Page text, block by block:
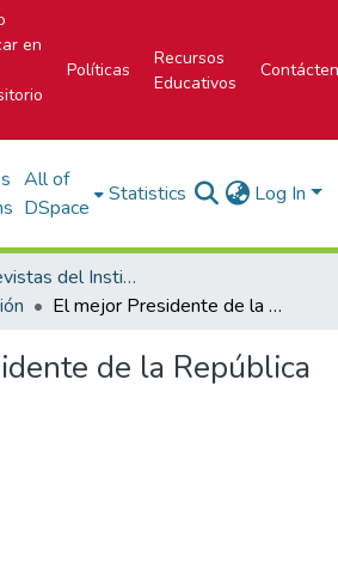
en
Políticas
Recursos
Educativos
All of
DSpace
Statistics Log In
Portal de Revistas del Instituto Tecnológico de Costa Rica
El mejor Presidente de la República
de la República